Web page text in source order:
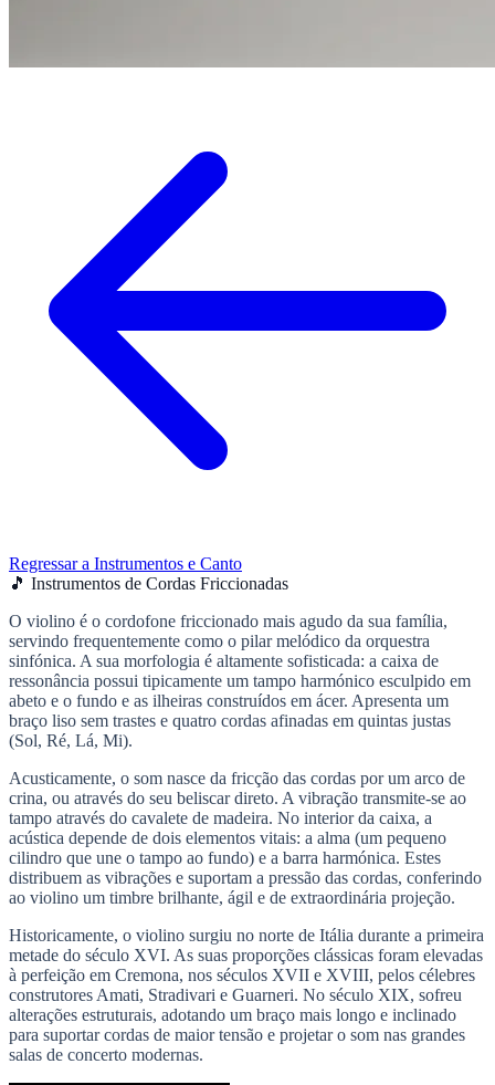
Regressar a Instrumentos e Canto
🎵 Instrumentos de Cordas Friccionadas
O violino é o cordofone friccionado mais agudo da sua família,
servindo frequentemente como o pilar melódico da orquestra
sinfónica. A sua morfologia é altamente sofisticada: a caixa de
ressonância possui tipicamente um tampo harmónico esculpido em
abeto e o fundo e as ilheiras construídos em ácer. Apresenta um
braço liso sem trastes e quatro cordas afinadas em quintas justas
(Sol, Ré, Lá, Mi).
Acusticamente, o som nasce da fricção das cordas por um arco de
crina, ou através do seu beliscar direto. A vibração transmite-se ao
tampo através do cavalete de madeira. No interior da caixa, a
acústica depende de dois elementos vitais: a alma (um pequeno
cilindro que une o tampo ao fundo) e a barra harmónica. Estes
distribuem as vibrações e suportam a pressão das cordas, conferindo
ao violino um timbre brilhante, ágil e de extraordinária projeção.
Historicamente, o violino surgiu no norte de Itália durante a primeira
metade do século XVI. As suas proporções clássicas foram elevadas
à perfeição em Cremona, nos séculos XVII e XVIII, pelos célebres
construtores Amati, Stradivari e Guarneri. No século XIX, sofreu
alterações estruturais, adotando um braço mais longo e inclinado
para suportar cordas de maior tensão e projetar o som nas grandes
salas de concerto modernas.